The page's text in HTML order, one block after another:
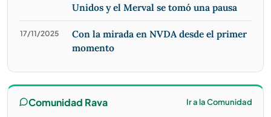
Unidos y el Merval se tomó una pausa
17/11/2025
Con la mirada en NVDA desde el primer
momento
Comunidad Rava Ir a la Comunidad